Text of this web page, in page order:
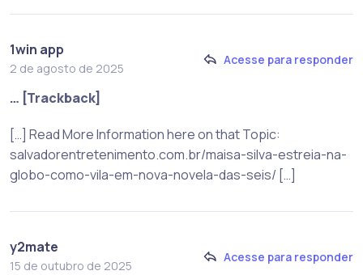
1win app
2 de agosto de 2025
Acesse para responder
… [Trackback]
[…] Read More Information here on that Topic:
salvadorentretenimento.com.br/maisa-silva-estreia-na-
globo-como-vila-em-nova-novela-das-seis/ […]
y2mate
15 de outubro de 2025
Acesse para responder